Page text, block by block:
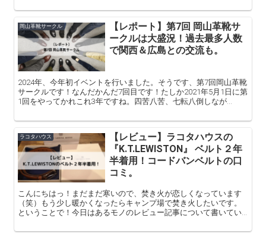
岡山革靴サークル
【レポート】第7回 岡山革靴サ
ークルは大盛況！過去最多人数
で関西＆広島との交流も。
2024年、今年初イベントを行いました。そうです、第7回岡山革靴
サークルです！なんだかんだ7回目です！たしか2021年5月1日に第
1回をやってかれこれ3年ですね。四苦八苦、七転八倒しなが
ラコタハウス
【レビュー】ラコタハウスの
『K.T.LEWISTON』 ベルト２年
半着用！コードバンベルトの口
コミ。
こんにちはっ！まだまだ寒いので、焚き火が恋しくなっています
（笑）もう少し暖かくなったらキャンプ場で焚き火したいです。
ということで！今日はあるモノのレビュー記事について書いてい